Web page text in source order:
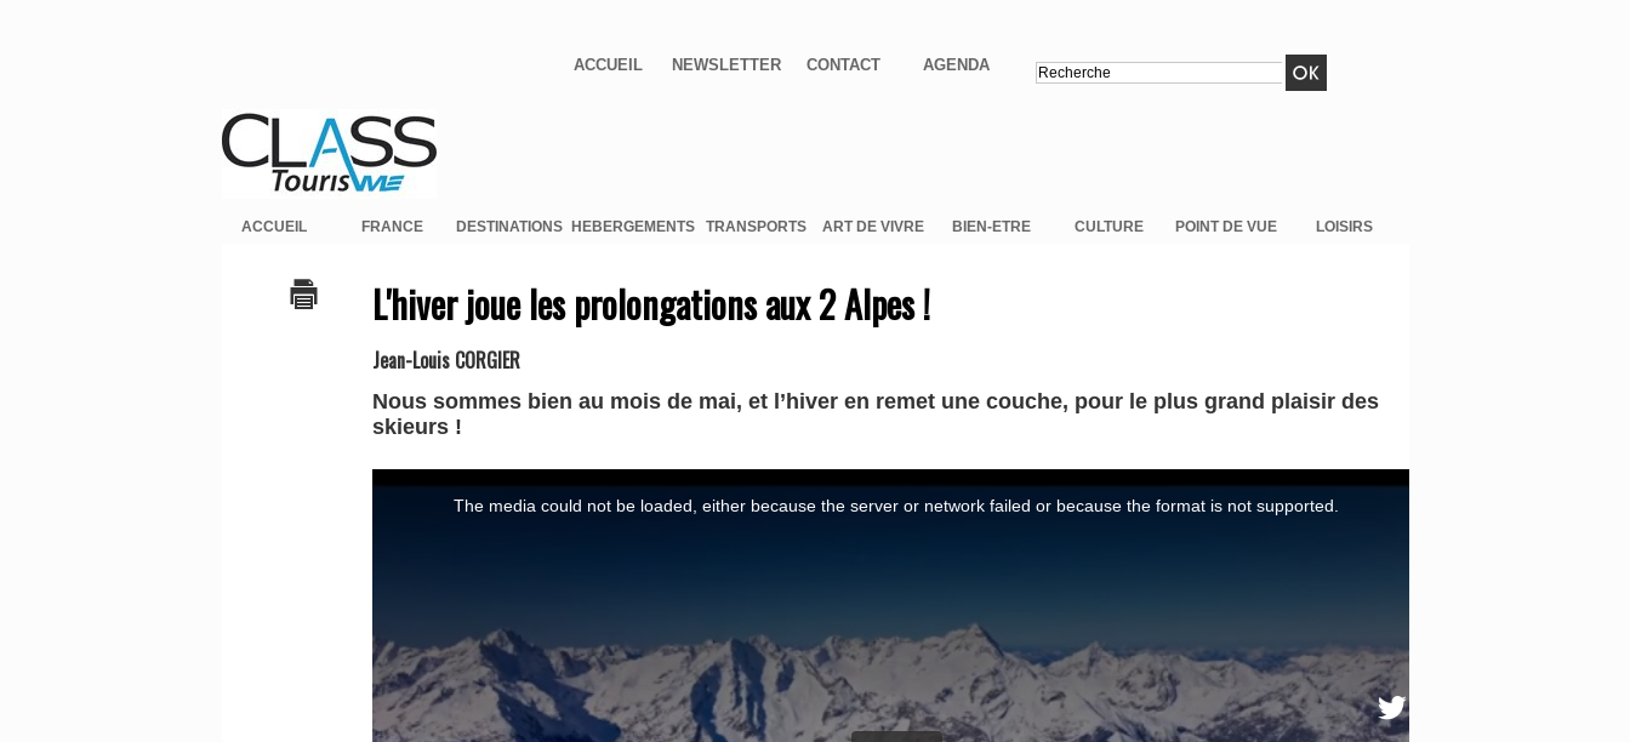
ACCUEIL NEWSLETTER CONTACT AGENDA
ACCUEIL FRANCE DESTINATIONS HEBERGEMENTS TRANSPORTS ART DE VIVRE BIEN-ETRE CULTURE POINT DE VUE LOISIRS
L'hiver joue les prolongations aux 2 Alpes !
Jean-Louis CORGIER
​Nous sommes bien au mois de mai, et l’hiver en remet une couche, pour le plus grand plaisir des
skieurs !